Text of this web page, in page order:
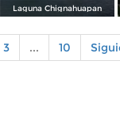
Laguna Chignahuapan
3 ... 10